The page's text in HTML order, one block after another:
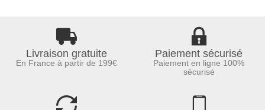
Livraison gratuite
En France à partir de 199€
Paiement sécurisé
Paiement en ligne 100%
sécurisé